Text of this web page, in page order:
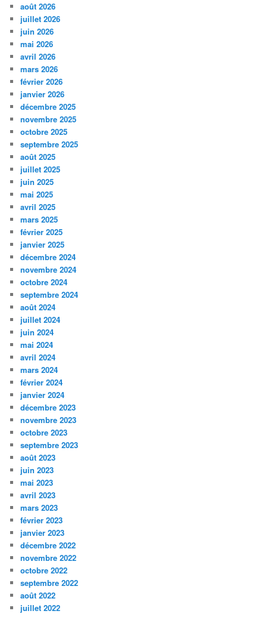
août 2026
juillet 2026
juin 2026
mai 2026
avril 2026
mars 2026
février 2026
janvier 2026
décembre 2025
novembre 2025
octobre 2025
septembre 2025
août 2025
juillet 2025
juin 2025
mai 2025
avril 2025
mars 2025
février 2025
janvier 2025
décembre 2024
novembre 2024
octobre 2024
septembre 2024
août 2024
juillet 2024
juin 2024
mai 2024
avril 2024
mars 2024
février 2024
janvier 2024
décembre 2023
novembre 2023
octobre 2023
septembre 2023
août 2023
juin 2023
mai 2023
avril 2023
mars 2023
février 2023
janvier 2023
décembre 2022
novembre 2022
octobre 2022
septembre 2022
août 2022
juillet 2022